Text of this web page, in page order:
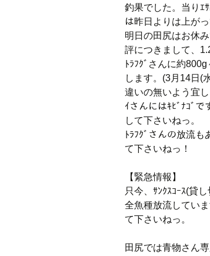
釣果でした。当りｴ
は昨日よりは上が
明日の田尻はお休
評につきまして、
ﾄﾗﾌｸﾞさんに約
します。(3月14日(
違いの無いよう宜
ｲさんにはｷﾋﾞﾅｺﾞで
して下さいねっ。
ﾄﾗﾌｸﾞさんの放流
て下さいねっ！
【緊急情報】
只今、ｻﾝｸｽｺｰｽ(貸
全魚種放流してい
て下さいねっ。
田尻では青物さん